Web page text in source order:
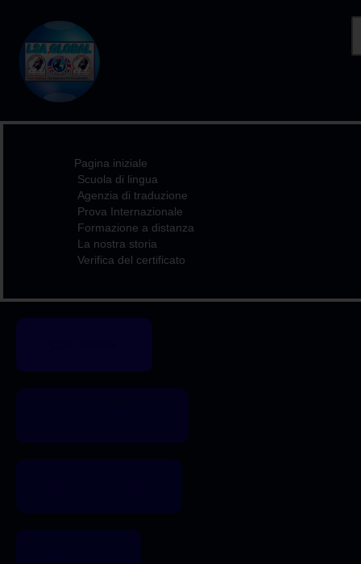
Pagina iniziale
Scuola di lingua
Agenzia di traduzione
Prova Internazionale
Formazione a distanza
La nostra storia
Verifica del certificato
PAGINA INIZIALE
SCUOLA DI LINGUA
TRADUZIONE
PROVA
INTERNAZIONALE
FORMAZIONE A
DISTANZA
VERIFICA DEL